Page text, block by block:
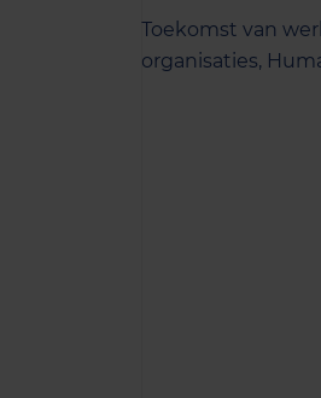
Toekomst van
organisaties,